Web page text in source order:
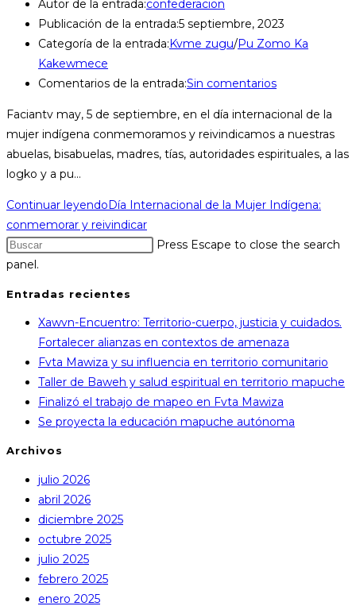
Autor de la entrada:confederacion
Publicación de la entrada:5 septiembre, 2023
Categoría de la entrada: Kvme zugu/Pu Zomo Ka
Kakewmece
Comentarios de la entrada:Sin comentarios
Faciantv may, 5 de septiembre, en el día internacional de la
mujer indígena conmemoramos y reivindicamos a nuestras
abuelas, bisabuelas, madres, tías, autoridades espirituales, a las
logko y a pu…
Continuar leyendo Día Internacional de la Mujer Indígena:
conmemorar y reivindicar
Press Escape to close the search
panel.
Entradas recientes
Xawvn-Encuentro: Territorio-cuerpo, justicia y cuidados.
Fortalecer alianzas en contextos de amenaza
Fvta Mawiza y su influencia en territorio comunitario
Taller de Baweh y salud espiritual en territorio mapuche
Finalizó el trabajo de mapeo en Fvta Mawiza
Se proyecta la educación mapuche autónoma
Archivos
julio 2026
abril 2026
diciembre 2025
octubre 2025
julio 2025
febrero 2025
enero 2025